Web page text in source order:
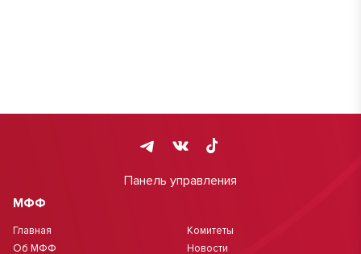
Панель управления
МФФ
Главная
Об МФФ
Комитеты
Новости